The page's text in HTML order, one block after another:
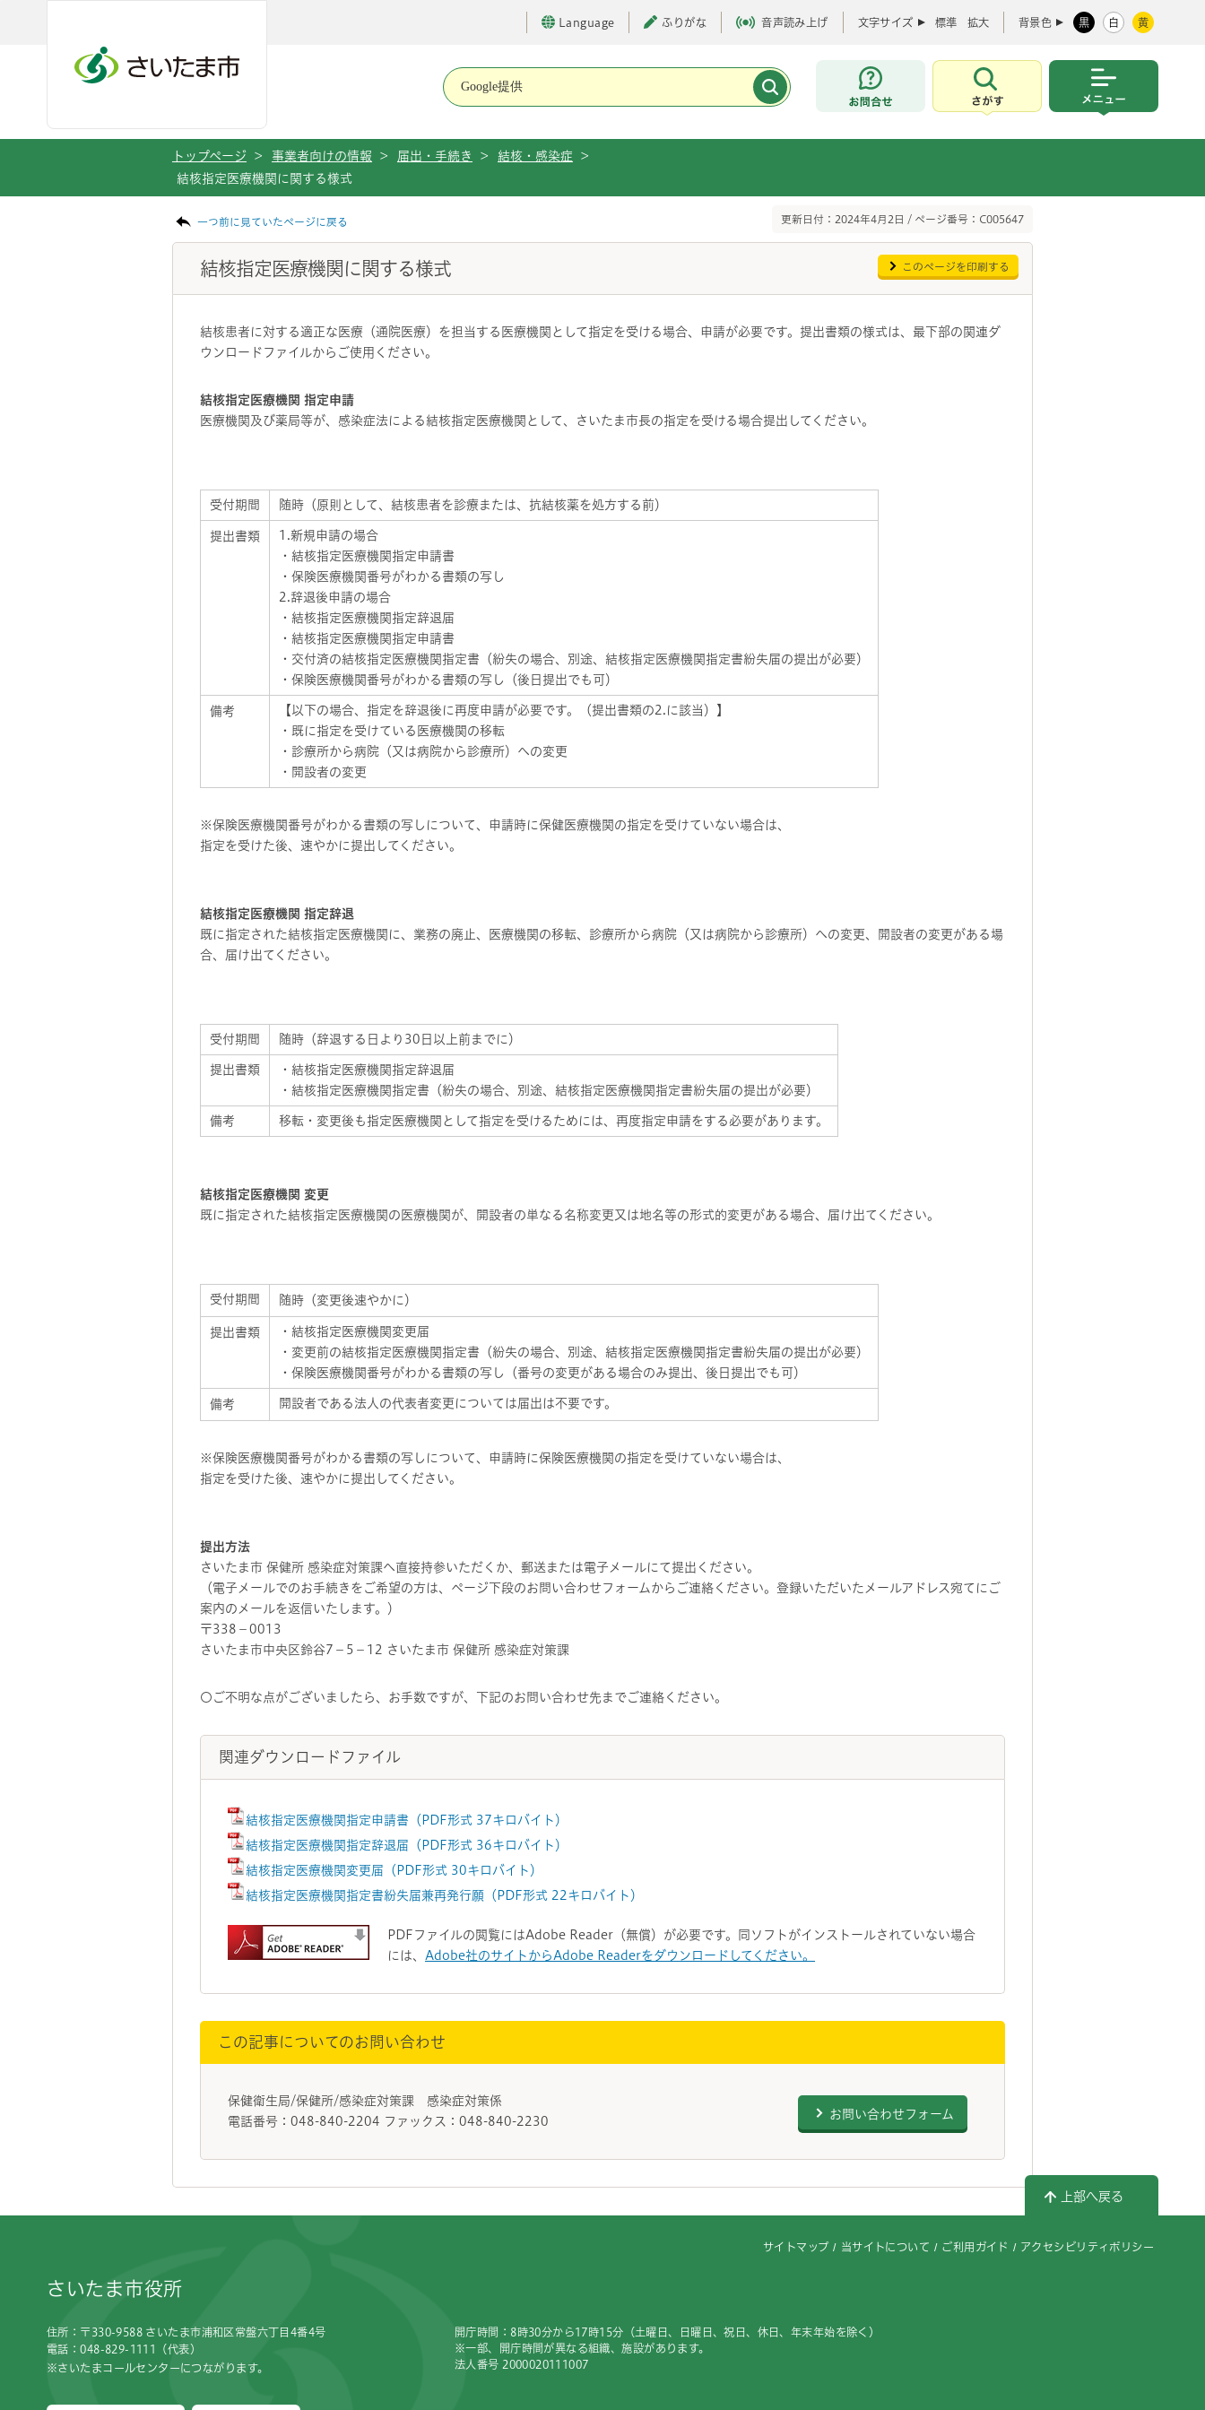
Language ふりがな 音声読み上げ 文字サイズ 標準 拡大 背景色 黒 白 黄
お問合せ
さがす
トップページ > 事業者向けの情報 > 届出・手続き > 結核・感染症
>
結核指定医療機関に関する様式
一つ前に見ていたページに戻る 更新日付：2024年4月2日 / ページ番号：C005647
結核指定医療機関に関する様式 このページを印刷する
結核患者に対する適正な医療（通院医療）を担当する医療機関として指定を受ける場合、申請が必要です。提出書類の様式は、最下部の関連ダ
ウンロードファイルからご使用ください。
結核指定医療機関 指定申請
医療機関及び薬局等が、感染症法による結核指定医療機関として、さいたま市長の指定を受ける場合提出してください。
受付期間 随時（原則として、結核患者を診療または、抗結核薬を処方する前）
提出書類
1.新規申請の場合
・結核指定医療機関指定申請書
・保険医療機関番号がわかる書類の写し
2.辞退後申請の場合
・結核指定医療機関指定辞退届
・結核指定医療機関指定申請書
・交付済の結核指定医療機関指定書（紛失の場合、別途、結核指定医療機関指定書紛失届の提出が必要）
・保険医療機関番号がわかる書類の写し（後日提出でも可）
備考
【以下の場合、指定を辞退後に再度申請が必要です。（提出書類の2.に該当）】
・既に指定を受けている医療機関の移転
・診療所から病院（又は病院から診療所）への変更
・開設者の変更
※保険医療機関番号がわかる書類の写しについて、申請時に保健医療機関の指定を受けていない場合は、
指定を受けた後、速やかに提出してください。
結核指定医療機関 指定辞退
既に指定された結核指定医療機関に、業務の廃止、医療機関の移転、診療所から病院（又は病院から診療所）への変更、開設者の変更がある場
合、届け出てください。
受付期間 随時（辞退する日より30日以上前までに）
提出書類
・結核指定医療機関指定辞退届
・結核指定医療機関指定書（紛失の場合、別途、結核指定医療機関指定書紛失届の提出が必要）
備考 移転・変更後も指定医療機関として指定を受けるためには、再度指定申請をする必要があります。
結核指定医療機関 変更
既に指定された結核指定医療機関の医療機関が、開設者の単なる名称変更又は地名等の形式的変更がある場合、届け出てください。
受付期間 随時（変更後速やかに）
提出書類
・結核指定医療機関変更届
・変更前の結核指定医療機関指定書（紛失の場合、別途、結核指定医療機関指定書紛失届の提出が必要）
・保険医療機関番号がわかる書類の写し（番号の変更がある場合のみ提出、後日提出でも可）
備考 開設者である法人の代表者変更については届出は不要です。
※保険医療機関番号がわかる書類の写しについて、申請時に保険医療機関の指定を受けていない場合は、
指定を受けた後、速やかに提出してください。
提出方法
さいたま市 保健所 感染症対策課へ直接持参いただくか、郵送または電子メールにて提出ください。
（電子メールでのお手続きをご希望の方は、ページ下段のお問い合わせフォームからご連絡ください。登録いただいたメールアドレス宛てにご
案内のメールを返信いたします。）
〒338－0013
さいたま市中央区鈴谷7－5－12 さいたま市 保健所 感染症対策課
〇ご不明な点がございましたら、お手数ですが、下記のお問い合わせ先までご連絡ください。
関連ダウンロードファイル
結核指定医療機関指定申請書（PDF形式 37キロバイト）
結核指定医療機関指定辞退届（PDF形式 36キロバイト）
結核指定医療機関変更届（PDF形式 30キロバイト）
結核指定医療機関指定書紛失届兼再発行願（PDF形式 22キロバイト）
PDFファイルの閲覧にはAdobe Reader（無償）が必要です。同ソフトがインストールされていない場合
には、 Adobe社のサイトからAdobe Readerをダウンロードしてください。
この記事についてのお問い合わせ
保健衛生局/保健所/感染症対策課 感染症対策係
電話番号：048-840-2204 ファックス：048-840-2230
お問い合わせフォーム
上部へ戻る
サイトマップ 当サイトについて ご利用ガイド アクセシビリティポリシー
さいたま市役所
住所：〒330-9588 さいたま市浦和区常盤六丁目4番4号
電話：048-829-1111（代表）
※さいたまコールセンターにつながります。
開庁時間：8時30分から17時15分（土曜日、日曜日、祝日、休日、年末年始を除く）
※一部、開庁時間が異なる組織、施設があります。
法人番号 2000020111007